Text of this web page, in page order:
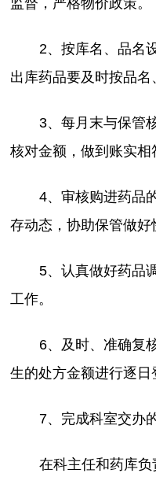
2、按库名、品名
出库药品要及时按品名
3、每月末与保管
核对金额，做到账实相
4、审核购进药品
存动态，协助保管做好
5、认真做好药品
工作。
6、及时、准确复
生的处方金额进行逐日
7、完成科室交办
在科主任和药库负